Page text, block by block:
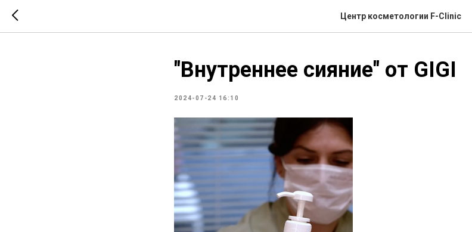
Центр косметологии F-Clinic
"Внутреннее сияние" от GIGI
2024-07-24 16:10